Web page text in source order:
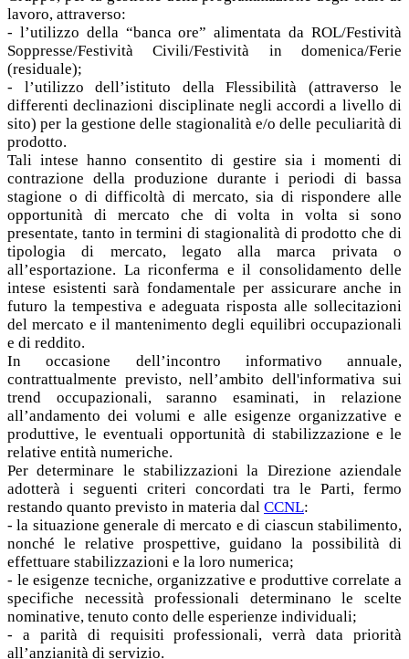
lavoro, attraverso:
- l’utilizzo della “banca ore” alimentata da ROL/Festività
Soppresse/Festività Civili/Festività in domenica/Ferie
(residuale);
- l’utilizzo dell’istituto della Flessibilità (attraverso le
differenti declinazioni disciplinate negli accordi a livello di
sito) per la gestione delle stagionalità e/o delle peculiarità di
prodotto.
Tali intese hanno consentito di gestire sia i momenti di
contrazione della produzione durante i periodi di bassa
stagione o di difficoltà di mercato, sia di rispondere alle
opportunità di mercato che di volta in volta si sono
presentate, tanto in termini di stagionalità di prodotto che di
tipologia di mercato, legato alla marca privata o
all’esportazione. La riconferma e il consolidamento delle
intese esistenti sarà fondamentale per assicurare anche in
futuro la tempestiva e adeguata risposta alle sollecitazioni
del mercato e il mantenimento degli equilibri occupazionali
e di reddito.
In occasione dell’incontro informativo annuale,
contrattualmente previsto, nell’ambito dell'informativa sui
trend occupazionali, saranno esaminati, in relazione
all’andamento dei volumi e alle esigenze organizzative e
produttive, le eventuali opportunità di stabilizzazione e le
relative entità numeriche.
Per determinare le stabilizzazioni la Direzione aziendale
adotterà i seguenti criteri concordati tra le Parti, fermo
restando quanto previsto in materia dal CCNL:
- la situazione generale di mercato e di ciascun stabilimento,
nonché le relative prospettive, guidano la possibilità di
effettuare stabilizzazioni e la loro numerica;
- le esigenze tecniche, organizzative e produttive correlate a
specifiche necessità professionali determinano le scelte
nominative, tenuto conto delle esperienze individuali;
- a parità di requisiti professionali, verrà data priorità
all’anzianità di servizio.